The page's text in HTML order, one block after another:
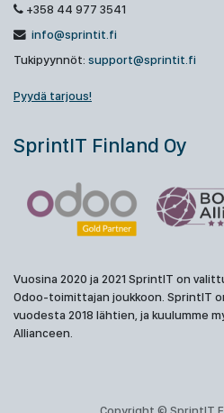
+358 44 977 3541
info@sprintit.fi
Tukipyynnöt: support@sprintit.fi
Pyydä tarjous!
SprintIT Finland Oy
Vuosina 2020 ja 2021 SprintIT on
Odoo-toimittajan joukkoon. SprintIT
vuodesta 2018 lähtien, ja kuulumme
Allianceen.
Copyright © SprintIT